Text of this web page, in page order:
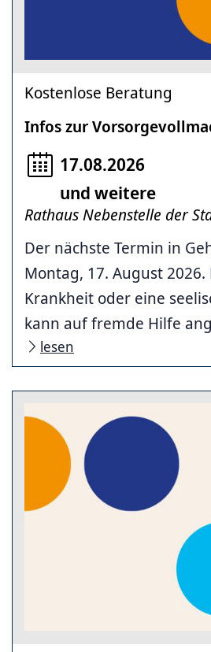
Kostenlose Beratung
Infos zur
17.08.2026
und weitere
Rathaus Nebenstelle der
Der nächste Termin in
Montag, 17. August
Krankheit oder eine
kann auf fremde Hilfe
lesen